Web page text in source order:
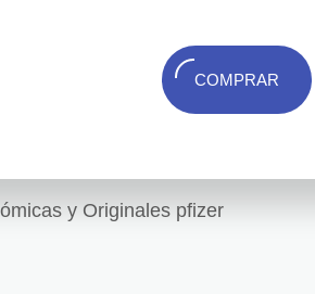
COMPRAR
y Originales pfizer